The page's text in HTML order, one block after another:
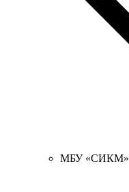
МБУ «СИКМ»